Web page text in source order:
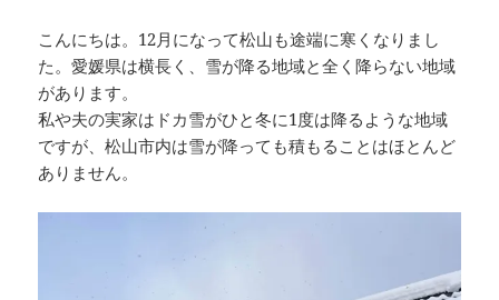
こんにちは。12月になって松山も途端に寒くなりまし
た。愛媛県は横長く、雪が降る地域と全く降らない地域
があります。
私や夫の実家はドカ雪がひと冬に1度は降るような地域
ですが、松山市内は雪が降っても積もることはほとんど
ありません。